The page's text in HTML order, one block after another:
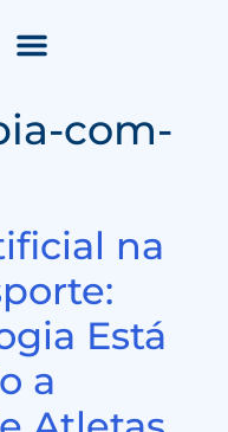
com-
na
Está
a